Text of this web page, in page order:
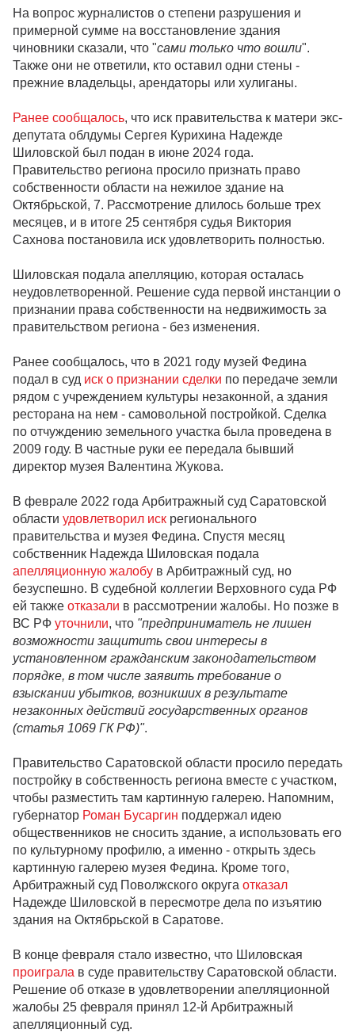
На вопрос журналистов о степени разрушения и
примерной сумме на восстановление здания
чиновники сказали, что "сами только что вошли".
Также они не ответили, кто оставил одни стены -
прежние владельцы, арендаторы или хулиганы.
Ранее сообщалось, что иск правительства к матери экс-
депутата облдумы Сергея Курихина Надежде
Шиловской был подан в июне 2024 года.
Правительство региона просило признать право
собственности области на нежилое здание на
Октябрьской, 7. Рассмотрение длилось больше трех
месяцев, и в итоге 25 сентября судья Виктория
Сахнова постановила иск удовлетворить полностью.
Шиловская подала апелляцию, которая осталась
неудовлетворенной. Решение суда первой инстанции о
признании права собственности на недвижимость за
правительством региона - без изменения.
Ранее сообщалось, что в 2021 году музей Федина
подал в суд иск о признании сделки по передаче земли
рядом с учреждением культуры незаконной, а здания
ресторана на нем - самовольной постройкой. Сделка
по отчуждению земельного участка была проведена в
2009 году. В частные руки ее передала бывший
директор музея Валентина Жукова.
В феврале 2022 года Арбитражный суд Саратовской
области удовлетворил иск регионального
правительства и музея Федина. Спустя месяц
собственник Надежда Шиловская подала
апелляционную жалобу в Арбитражный суд, но
безуспешно. В судебной коллегии Верховного суда РФ
ей также отказали в рассмотрении жалобы. Но позже в
ВС РФ уточнили, что "предприниматель не лишен
возможности защитить свои интересы в
установленном гражданским законодательством
порядке, в том числе заявить требование о
взыскании убытков, возникших в результате
незаконных действий государственных органов
(статья 1069 ГК РФ)".
Правительство Саратовской области просило передать
постройку в собственность региона вместе с участком,
чтобы разместить там картинную галерею. Напомним,
губернатор Роман Бусаргин поддержал идею
общественников не сносить здание, а использовать его
по культурному профилю, а именно - открыть здесь
картинную галерею музея Федина. Кроме того,
Арбитражный суд Поволжского округа отказал
Надежде Шиловской в пересмотре дела по изъятию
здания на Октябрьской в Саратове.
В конце февраля стало известно, что Шиловская
проиграла в суде правительству Саратовской области.
Решение об отказе в удовлетворении апелляционной
жалобы 25 февраля принял 12-й Арбитражный
апелляционный суд.